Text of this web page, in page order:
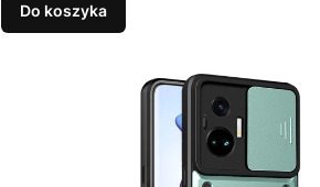
Do koszyka